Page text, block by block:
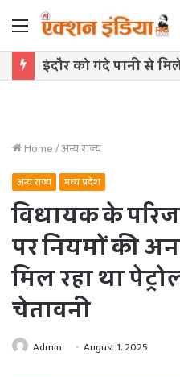
Menu
Home/अन्य राज्य
अन्य राज्य मध्य प्रदेश
विधायक के
पर नियमों की
मिल रहा था
चेतावनी
Admin August 1, 2025